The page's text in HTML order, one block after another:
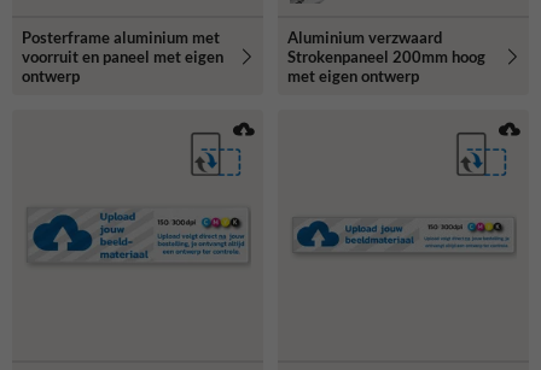
Posterframe aluminium met
voorruit en paneel met eigen
ontwerp
Aluminium verzwaard
Strokenpaneel 200mm hoog
met eigen ontwerp